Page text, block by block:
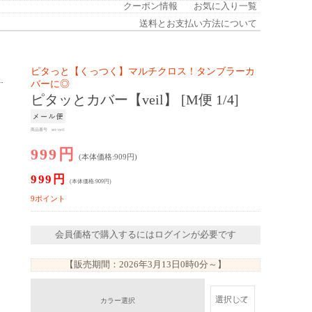
クーポン情報
お気に入り一覧
送料とお支払い方法について
ピタっと【くっつく】マルチクロス！タンブラーカ
バーに◎
ピタッとカバー【veil】 [M便 1/4]
商品番号 set-veil
999円 (本体価格:909円)
999円 (本体価格:909円)
9ポイント
会員価格で購入するにはログインが必要です
【販売期間： 2026年3月13日0時0分 ～】
カラー選択